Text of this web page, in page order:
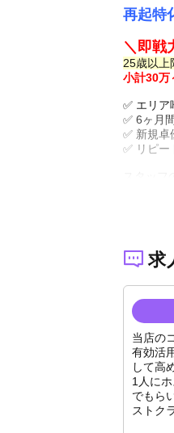
再起特
＼即戦
25歳以上
小計30万
✅ エリ
✅ 6ヶ月
✅ 新規卓
✅ リピー
落ち着
💡掃除免
「環境
「もう
そんな
※移籍サ
人事ソ
求
当店の
有効活
して高
1人に
でもら
ストク